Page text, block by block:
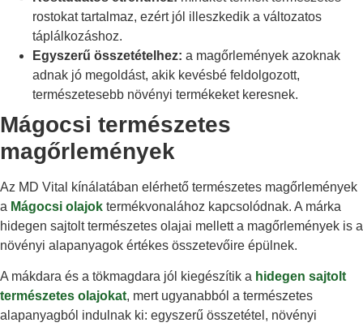
rostokat tartalmaz, ezért jól illeszkedik a változatos
táplálkozáshoz.
Egyszerű összetételhez: a magőrlemények azoknak
adnak jó megoldást, akik kevésbé feldolgozott,
természetesebb növényi termékeket keresnek.
Mágocsi természetes
magőrlemények
Az MD Vital kínálatában elérhető természetes magőrlemények
a Mágocsi olajok termékvonalához kapcsolódnak. A márka
hidegen sajtolt természetes olajai mellett a magőrlemények is a
növényi alapanyagok értékes összetevőire épülnek.
A mákdara és a tökmagdara jól kiegészítik a hidegen sajtolt
természetes olajokat, mert ugyanabból a természetes
alapanyagból indulnak ki: egyszerű összetétel, növényi